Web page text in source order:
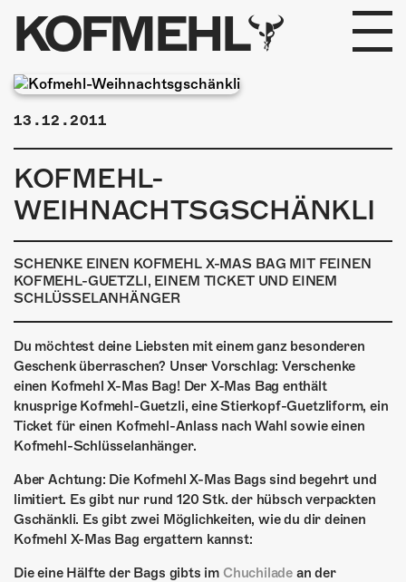
KOFMEHL
PROGRAMM
FABRIKGEFLÜSTER
GALERIE
PHOTOMAT
INFOS
KONTAKT
ÜBER UNS
GÖNNEREI
SHOP
MITMACHEN
13.12.2011
KOFMEHL-
WEIHNACHTSGSCHÄNKLI
SCHENKE EINEN KOFMEHL X-MAS BAG MIT FEINEN
KOFMEHL-GUETZLI, EINEM TICKET UND EINEM
SCHLÜSSELANHÄNGER
Du möchtest deine Liebsten mit einem ganz besonderen
Geschenk überraschen? Unser Vorschlag: Verschenke
einen Kofmehl X-Mas Bag! Der X-Mas Bag enthält
knusprige Kofmehl-Guetzli, eine Stierkopf-Guetzliform, ein
Ticket für einen Kofmehl-Anlass nach Wahl sowie einen
Kofmehl-Schlüsselanhänger.
Aber Achtung: Die Kofmehl X-Mas Bags sind begehrt und
limitiert. Es gibt nur rund 120 Stk. der hübsch verpackten
Gschänkli. Es gibt zwei Möglichkeiten, wie du dir deinen
Kofmehl X-Mas Bag ergattern kannst:
Die eine Hälfte der Bags gibts im Chuchilade an der